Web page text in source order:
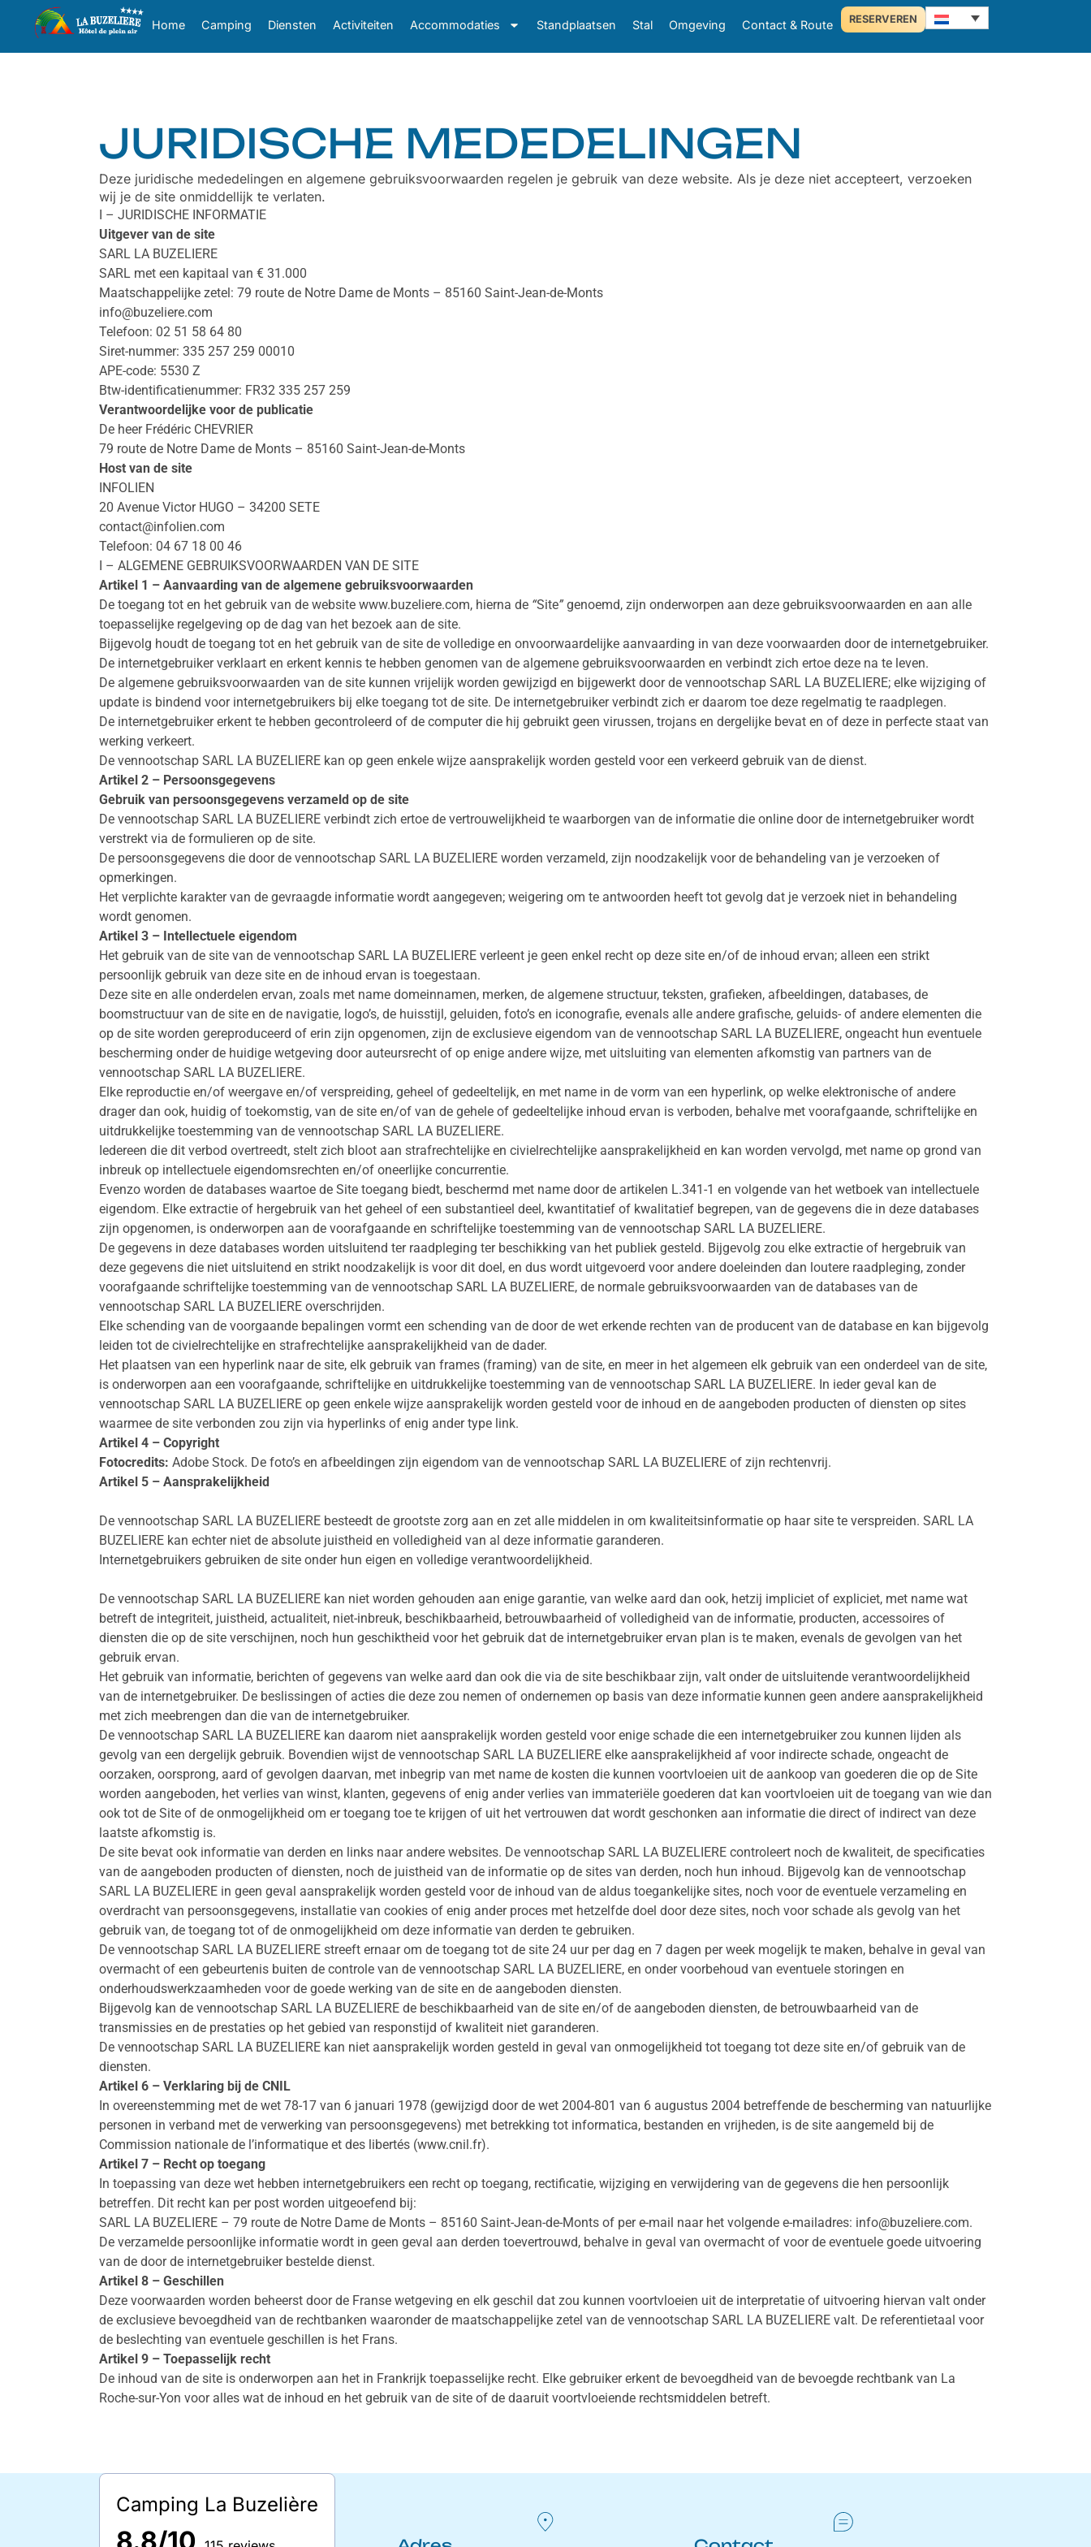
Cookies beheer paneel
Home Camping Diensten Activiteiten Accommodaties Standplaatsen Stal Omgeving Contact & Route RESERVEREN
JURIDISCHE MEDEDELINGEN
Deze juridische mededelingen en algemene gebruiksvoorwaarden regelen je gebruik van deze website. Als je deze niet accepteert, verzoeken
wij je de site onmiddellijk te verlaten.
I – JURIDISCHE INFORMATIE
Uitgever van de site
SARL LA BUZELIERE
SARL met een kapitaal van € 31.000
Maatschappelijke zetel: 79 route de Notre Dame de Monts – 85160 Saint-Jean-de-Monts
info@buzeliere.com
Telefoon: 02 51 58 64 80
Siret-nummer: 335 257 259 00010
APE-code: 5530 Z
Btw-identificatienummer: FR32 335 257 259
Verantwoordelijke voor de publicatie
De heer Frédéric CHEVRIER
79 route de Notre Dame de Monts – 85160 Saint-Jean-de-Monts
Host van de site
INFOLIEN
20 Avenue Victor HUGO – 34200 SETE
contact@infolien.com
Telefoon: 04 67 18 00 46
I – ALGEMENE GEBRUIKSVOORWAARDEN VAN DE SITE
Artikel 1 – Aanvaarding van de algemene gebruiksvoorwaarden
De toegang tot en het gebruik van de website www.buzeliere.com, hierna de “Site” genoemd, zijn onderworpen aan deze gebruiksvoorwaarden en aan alle
toepasselijke regelgeving op de dag van het bezoek aan de site.
Bijgevolg houdt de toegang tot en het gebruik van de site de volledige en onvoorwaardelijke aanvaarding in van deze voorwaarden door de internetgebruiker.
De internetgebruiker verklaart en erkent kennis te hebben genomen van de algemene gebruiksvoorwaarden en verbindt zich ertoe deze na te leven.
De algemene gebruiksvoorwaarden van de site kunnen vrijelijk worden gewijzigd en bijgewerkt door de vennootschap SARL LA BUZELIERE; elke wijziging of
update is bindend voor internetgebruikers bij elke toegang tot de site. De internetgebruiker verbindt zich er daarom toe deze regelmatig te raadplegen.
De internetgebruiker erkent te hebben gecontroleerd of de computer die hij gebruikt geen virussen, trojans en dergelijke bevat en of deze in perfecte staat van
werking verkeert.
De vennootschap SARL LA BUZELIERE kan op geen enkele wijze aansprakelijk worden gesteld voor een verkeerd gebruik van de dienst.
Artikel 2 – Persoonsgegevens
Gebruik van persoonsgegevens verzameld op de site
De vennootschap SARL LA BUZELIERE verbindt zich ertoe de vertrouwelijkheid te waarborgen van de informatie die online door de internetgebruiker wordt
verstrekt via de formulieren op de site.
De persoonsgegevens die door de vennootschap SARL LA BUZELIERE worden verzameld, zijn noodzakelijk voor de behandeling van je verzoeken of
opmerkingen.
Het verplichte karakter van de gevraagde informatie wordt aangegeven; weigering om te antwoorden heeft tot gevolg dat je verzoek niet in behandeling
wordt genomen.
Artikel 3 – Intellectuele eigendom
Het gebruik van de site van de vennootschap SARL LA BUZELIERE verleent je geen enkel recht op deze site en/of de inhoud ervan; alleen een strikt
persoonlijk gebruik van deze site en de inhoud ervan is toegestaan.
Deze site en alle onderdelen ervan, zoals met name domeinnamen, merken, de algemene structuur, teksten, grafieken, afbeeldingen, databases, de
boomstructuur van de site en de navigatie, logo’s, de huisstijl, geluiden, foto’s en iconografie, evenals alle andere grafische, geluids- of andere elementen die
op de site worden gereproduceerd of erin zijn opgenomen, zijn de exclusieve eigendom van de vennootschap SARL LA BUZELIERE, ongeacht hun eventuele
bescherming onder de huidige wetgeving door auteursrecht of op enige andere wijze, met uitsluiting van elementen afkomstig van partners van de
vennootschap SARL LA BUZELIERE.
Elke reproductie en/of weergave en/of verspreiding, geheel of gedeeltelijk, en met name in de vorm van een hyperlink, op welke elektronische of andere
drager dan ook, huidig of toekomstig, van de site en/of van de gehele of gedeeltelijke inhoud ervan is verboden, behalve met voorafgaande, schriftelijke en
uitdrukkelijke toestemming van de vennootschap SARL LA BUZELIERE.
Iedereen die dit verbod overtreedt, stelt zich bloot aan strafrechtelijke en civielrechtelijke aansprakelijkheid en kan worden vervolgd, met name op grond van
inbreuk op intellectuele eigendomsrechten en/of oneerlijke concurrentie.
Evenzo worden de databases waartoe de Site toegang biedt, beschermd met name door de artikelen L.341-1 en volgende van het wetboek van intellectuele
eigendom. Elke extractie of hergebruik van het geheel of een substantieel deel, kwantitatief of kwalitatief begrepen, van de gegevens die in deze databases
zijn opgenomen, is onderworpen aan de voorafgaande en schriftelijke toestemming van de vennootschap SARL LA BUZELIERE.
De gegevens in deze databases worden uitsluitend ter raadpleging ter beschikking van het publiek gesteld. Bijgevolg zou elke extractie of hergebruik van
deze gegevens die niet uitsluitend en strikt noodzakelijk is voor dit doel, en dus wordt uitgevoerd voor andere doeleinden dan loutere raadpleging, zonder
voorafgaande schriftelijke toestemming van de vennootschap SARL LA BUZELIERE, de normale gebruiksvoorwaarden van de databases van de
vennootschap SARL LA BUZELIERE overschrijden.
Elke schending van de voorgaande bepalingen vormt een schending van de door de wet erkende rechten van de producent van de database en kan bijgevolg
leiden tot de civielrechtelijke en strafrechtelijke aansprakelijkheid van de dader.
Het plaatsen van een hyperlink naar de site, elk gebruik van frames (framing) van de site, en meer in het algemeen elk gebruik van een onderdeel van de site,
is onderworpen aan een voorafgaande, schriftelijke en uitdrukkelijke toestemming van de vennootschap SARL LA BUZELIERE. In ieder geval kan de
vennootschap SARL LA BUZELIERE op geen enkele wijze aansprakelijk worden gesteld voor de inhoud en de aangeboden producten of diensten op sites
waarmee de site verbonden zou zijn via hyperlinks of enig ander type link.
Artikel 4 – Copyright
Fotocredits: Adobe Stock. De foto’s en afbeeldingen zijn eigendom van de vennootschap SARL LA BUZELIERE of zijn rechtenvrij.
Artikel 5 – Aansprakelijkheid
De vennootschap SARL LA BUZELIERE besteedt de grootste zorg aan en zet alle middelen in om kwaliteitsinformatie op haar site te verspreiden. SARL LA
BUZELIERE kan echter niet de absolute juistheid en volledigheid van al deze informatie garanderen.
Internetgebruikers gebruiken de site onder hun eigen en volledige verantwoordelijkheid.
De vennootschap SARL LA BUZELIERE kan niet worden gehouden aan enige garantie, van welke aard dan ook, hetzij impliciet of expliciet, met name wat
betreft de integriteit, juistheid, actualiteit, niet-inbreuk, beschikbaarheid, betrouwbaarheid of volledigheid van de informatie, producten, accessoires of
diensten die op de site verschijnen, noch hun geschiktheid voor het gebruik dat de internetgebruiker ervan plan is te maken, evenals de gevolgen van het
gebruik ervan.
Het gebruik van informatie, berichten of gegevens van welke aard dan ook die via de site beschikbaar zijn, valt onder de uitsluitende verantwoordelijkheid
van de internetgebruiker. De beslissingen of acties die deze zou nemen of ondernemen op basis van deze informatie kunnen geen andere aansprakelijkheid
met zich meebrengen dan die van de internetgebruiker.
De vennootschap SARL LA BUZELIERE kan daarom niet aansprakelijk worden gesteld voor enige schade die een internetgebruiker zou kunnen lijden als
gevolg van een dergelijk gebruik. Bovendien wijst de vennootschap SARL LA BUZELIERE elke aansprakelijkheid af voor indirecte schade, ongeacht de
oorzaken, oorsprong, aard of gevolgen daarvan, met inbegrip van met name de kosten die kunnen voortvloeien uit de aankoop van goederen die op de Site
worden aangeboden, het verlies van winst, klanten, gegevens of enig ander verlies van immateriële goederen dat kan voortvloeien uit de toegang van wie dan
ook tot de Site of de onmogelijkheid om er toegang toe te krijgen of uit het vertrouwen dat wordt geschonken aan informatie die direct of indirect van deze
laatste afkomstig is.
De site bevat ook informatie van derden en links naar andere websites. De vennootschap SARL LA BUZELIERE controleert noch de kwaliteit, de specificaties
van de aangeboden producten of diensten, noch de juistheid van de informatie op de sites van derden, noch hun inhoud. Bijgevolg kan de vennootschap
SARL LA BUZELIERE in geen geval aansprakelijk worden gesteld voor de inhoud van de aldus toegankelijke sites, noch voor de eventuele verzameling en
overdracht van persoonsgegevens, installatie van cookies of enig ander proces met hetzelfde doel door deze sites, noch voor schade als gevolg van het
gebruik van, de toegang tot of de onmogelijkheid om deze informatie van derden te gebruiken.
De vennootschap SARL LA BUZELIERE streeft ernaar om de toegang tot de site 24 uur per dag en 7 dagen per week mogelijk te maken, behalve in geval van
overmacht of een gebeurtenis buiten de controle van de vennootschap SARL LA BUZELIERE, en onder voorbehoud van eventuele storingen en
onderhoudswerkzaamheden voor de goede werking van de site en de aangeboden diensten.
Bijgevolg kan de vennootschap SARL LA BUZELIERE de beschikbaarheid van de site en/of de aangeboden diensten, de betrouwbaarheid van de
transmissies en de prestaties op het gebied van responstijd of kwaliteit niet garanderen.
De vennootschap SARL LA BUZELIERE kan niet aansprakelijk worden gesteld in geval van onmogelijkheid tot toegang tot deze site en/of gebruik van de
diensten.
Artikel 6 – Verklaring bij de CNIL
In overeenstemming met de wet 78-17 van 6 januari 1978 (gewijzigd door de wet 2004-801 van 6 augustus 2004 betreffende de bescherming van natuurlijke
personen in verband met de verwerking van persoonsgegevens) met betrekking tot informatica, bestanden en vrijheden, is de site aangemeld bij de
Commission nationale de l’informatique et des libertés (www.cnil.fr).
Artikel 7 – Recht op toegang
In toepassing van deze wet hebben internetgebruikers een recht op toegang, rectificatie, wijziging en verwijdering van de gegevens die hen persoonlijk
betreffen. Dit recht kan per post worden uitgeoefend bij:
SARL LA BUZELIERE – 79 route de Notre Dame de Monts – 85160 Saint-Jean-de-Monts of per e-mail naar het volgende e-mailadres: info@buzeliere.com.
De verzamelde persoonlijke informatie wordt in geen geval aan derden toevertrouwd, behalve in geval van overmacht of voor de eventuele goede uitvoering
van de door de internetgebruiker bestelde dienst.
Artikel 8 – Geschillen
Deze voorwaarden worden beheerst door de Franse wetgeving en elk geschil dat zou kunnen voortvloeien uit de interpretatie of uitvoering hiervan valt onder
de exclusieve bevoegdheid van de rechtbanken waaronder de maatschappelijke zetel van de vennootschap SARL LA BUZELIERE valt. De referentietaal voor
de beslechting van eventuele geschillen is het Frans.
Artikel 9 – Toepasselijk recht
De inhoud van de site is onderworpen aan het in Frankrijk toepasselijke recht. Elke gebruiker erkent de bevoegdheid van de bevoegde rechtbank van La
Roche-sur-Yon voor alles wat de inhoud en het gebruik van de site of de daaruit voortvloeiende rechtsmiddelen betreft.
Camping La Buzelière